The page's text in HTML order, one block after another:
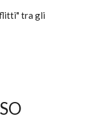
tra gli